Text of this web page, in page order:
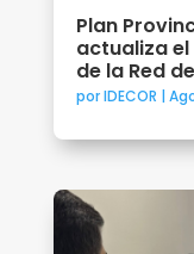
Plan
actualiza
de la Red
porIDECOR |